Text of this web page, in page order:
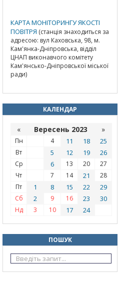
КАРТА МОНІТОРИНГУ ЯКОСТІ
ПОВІТРЯ (станція знаходиться за
адресою: вул Каховська, 98, м.
Кам'янка-Дніпровська, відділ
ЦНАП виконавчого комітету
Кам'янсько-Дніпровської міської
ради)
КАЛЕНДАР
« Вересень 2023 »
Пн 4 11 18 25
Вт 5 12 19 26
Ср 6 13 20
27
Чт
7 14 21
28
Пт
1 8 15 22 29
Сб 2 9 16 23 30
Нд 3 10 17 24
ПОШУК